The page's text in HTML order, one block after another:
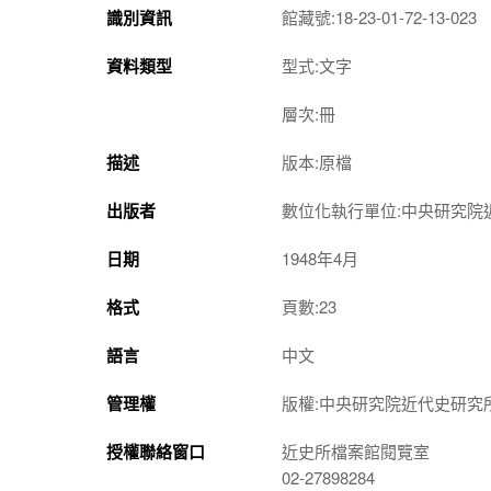
識別資訊 館藏號:18-23-01-72-13-023
資料類型 型式:文字
層次:冊
描述 版本:原檔
出版者 數位化執行單位:中央研究院
日期 1948年4月
格式 頁數:23
語言 中文
管理權 版權:中央研究院近代史研究
授權聯絡窗口
近史所檔案館閱覽室
02-27898284